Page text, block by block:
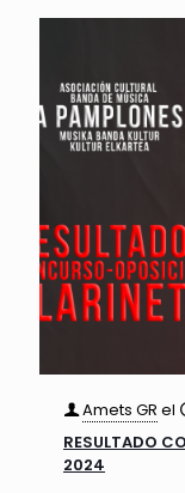
Amets GR el
RESULTADO
2024